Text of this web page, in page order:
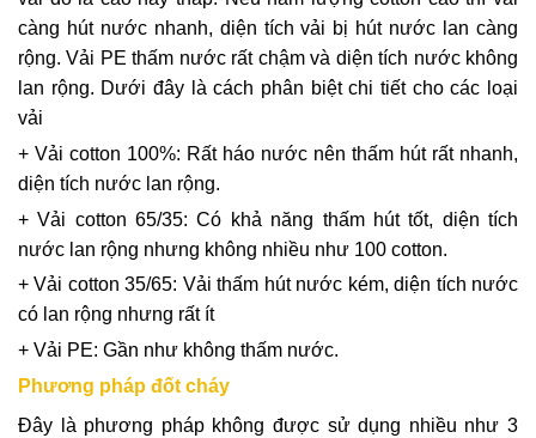
càng hút nước nhanh, diện tích vải bị hút nước lan càng
rộng. Vải PE thấm nước rất chậm và diện tích nước không
lan rộng. Dưới đây là cách phân biệt chi tiết cho các loại
vải
+ Vải cotton 100%: Rất háo nước nên thấm hút rất nhanh,
diện tích nước lan rộng.
+ Vải cotton 65/35: Có khả năng thấm hút tốt, diện tích
nước lan rộng nhưng không nhiều như 100 cotton.
+ Vải cotton 35/65: Vải thấm hút nước kém, diện tích nước
có lan rộng nhưng rất ít
+ Vải PE: Gần như không thấm nước.
Phương pháp đốt cháy
Đây là phương pháp không được sử dụng nhiều như 3